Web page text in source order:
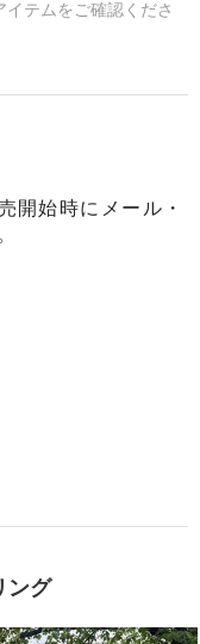
テムをご確認くださ
開始時にメール・
ング